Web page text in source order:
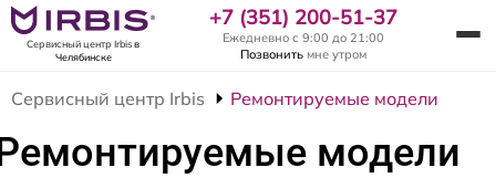
Сервисный центр Irbisв
Челябинске
+7 (351) 200-51-37
Ежедневно с 9:00 до 21:00
Позвонить мне утром
Сервисный центр Irbis Ремонтируемые модели
модели